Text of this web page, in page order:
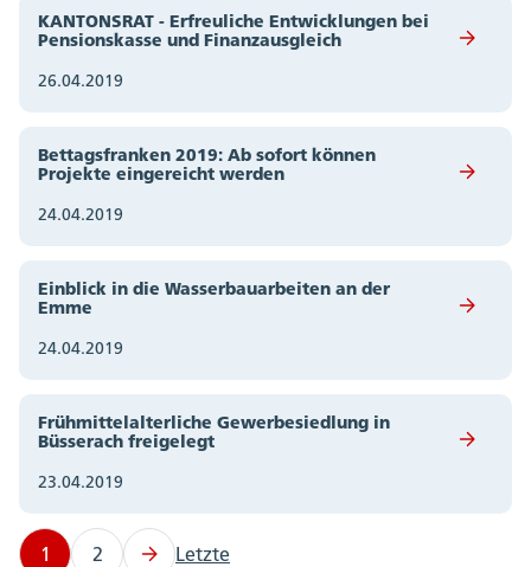
KANTONSRAT - Erfreuliche Entwicklungen bei
Pensionskasse und Finanzausgleich
26.04.2019
Bettagsfranken 2019: Ab sofort können
Projekte eingereicht werden
24.04.2019
Einblick in die Wasserbauarbeiten an der
Emme
24.04.2019
Frühmittelalterliche Gewerbesiedlung in
Büsserach freigelegt
23.04.2019
1 2 Letzte